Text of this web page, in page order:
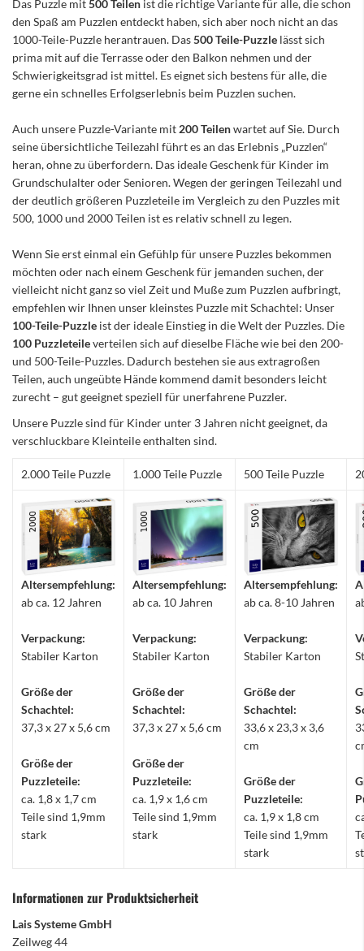
Das Puzzle mit500 Teilen ist die richtige Variante für alle, die schon
den Spaß am Puzzlen entdeckt haben, sich aber noch nicht an das
1000-Teile-Puzzle herantrauen. Das500 Teile-Puzzle lässt sich
prima mit auf die Terrasse oder den Balkon nehmen und der
Schwierigkeitsgrad ist mittel. Es eignet sich bestens für alle, die
gerne ein schnelles Erfolgserlebnis beim Puzzlen suchen.
Auch unsere Puzzle-Variante mit 200 Teilenwartet auf Sie. Durch
seine übersichtliche Teilezahl führt es an das Erlebnis „Puzzlen“
heran, ohne zu überfordern. Das ideale Geschenk für Kinder im
Grundschulalter oder Senioren. Wegen der geringen Teilezahl und
der deutlich größeren Puzzleteile im Vergleich zu den Puzzles mit
500, 1000 und 2000 Teilen ist es relativ schnell zu legen.
Wenn Sie erst einmal ein Gefühlp für unsere Puzzles bekommen
möchten oder nach einem Geschenk für jemanden suchen, der
vielleicht nicht ganz so viel Zeit und Muße zum Puzzlen aufbringt,
empfehlen wir Ihnen unser kleinstes Puzzle mit Schachtel: Unser
100-Teile-Puzzle ist der ideale Einstieg in die Welt der Puzzles. Die
100 Puzzleteileverteilen sich auf dieselbe Fläche wie bei den 200-
und 500-Teile-Puzzles. Dadurch bestehen sie aus extragroßen
Teilen, auch ungeübte Hände kommend damit besonders leicht
zurecht – gut geeignet speziell für unerfahrene Puzzler.
Unsere Puzzle sind für Kinder unter 3 Jahren nicht geeignet, da
verschluckbare Kleinteile enthalten sind.
2.000 Teile Puzzle 1.000 Teile Puzzle 500 Teile Puzzle
Altersempfehlung:
ab ca. 12 Jahren
Verpackung:
Stabiler Karton
Größe der
Schachtel:
37,3 x 27 x 5,6 cm
Größe der
Puzzleteile:
ca. 1,8 x 1,7 cm
Teile sind 1,9mm
stark
Altersempfehlung:
ab ca. 10 Jahren
Verpackung:
Stabiler Karton
Größe der
Schachtel:
37,3 x 27 x 5,6 cm
Größe der
Puzzleteile:
ca. 1,9 x 1,6 cm
Teile sind 1,9mm
stark
Altersempfehlung:
ab ca. 8-10 Jahren
Verpackung:
Stabiler Karton
Größe der
Schachtel:
33,6 x 23,3 x 3,6
cm
Größe der
Puzzleteile:
ca. 1,9 x 1,8 cm
Teile sind 1,9mm
stark
Informationen zur Produktsicherheit
Lais Systeme GmbH
Zeilweg 44